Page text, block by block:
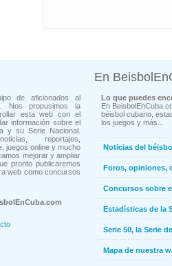
de aficionados al
Nos propusimos la
esta web con el
información sobre el
y su Serie Nacional.
reportajes,
juegos online y mucho
mejorar y ampliar
pronto publicaremos
web como concursos
En
Lo que puedes
En
béisbol cubano,
los juegos y más...
Noticias del
Foros, opiniones,
Concursos sobre
Estadísticas de la
Serie 50, la Serie
Mapa de nuestra